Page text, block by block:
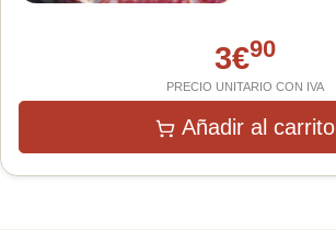
3€90
PRECIO UNITARIO CON IVA
Añadir al carrito